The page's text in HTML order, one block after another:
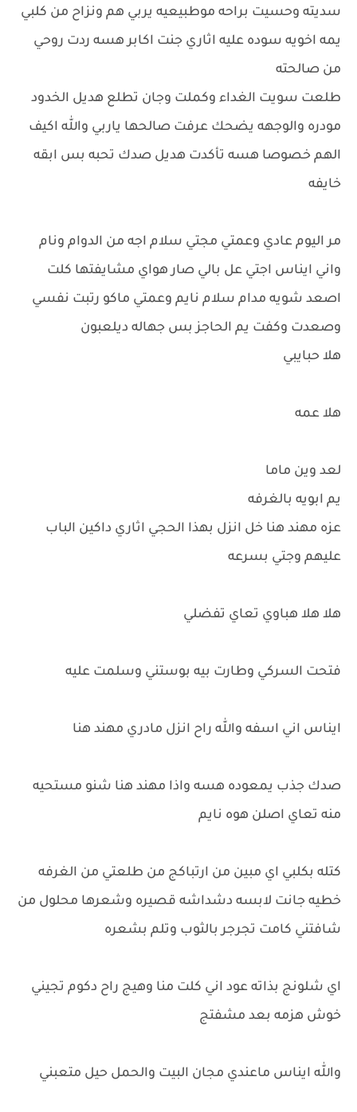
سديته وحسيت براحه موطبيعيه يربي هم ونزاح من كلبي
يمه اخويه سوده عليه اثاري جنت اكابر هسه ردت روحي
من صالحته
طلعت سويت الغداء وكملت وجان تطلع هديل الخدود
مودره والوجهه يضحك عرفت صالحها ياربي والله اكيف
الهم خصوصا هسه تأكدت هديل صدك تحبه بس ابقه
خايفه
مر اليوم عادي وعمتي مجتي سلام اجه من الدوام ونام
واني ايناس اجتي عل بالي صار هواي مشايفتها كلت
اصعد شويه مدام سلام نايم وعمتي ماكو رتبت نفسي
وصعدت وكفت يم الحاجز بس جهاله ديلعبون
هلا حبايبي
هلا عمه
لعد وين ماما
يم ابويه بالغرفه
عزه مهند هنا خل انزل بهذا الحجي اثاري داكين الباب
عليهم وجتي بسرعه
هلا هلا هباوي تعاي تفضلي
فتحت السركي وطارت بيه بوستني وسلمت عليه
ايناس اني اسفه والله راح انزل مادري مهند هنا
صدك جذب يمعوده هسه واذا مهند هنا شنو مستحيه
منه تعاي اصلن هوه نايم
كتله بكلبي اي مبين من ارتباكج من طلعتي من الغرفه
خطيه جانت لابسه دشداشه قصيره وشعرها محلول من
شافتني كامت تجرجر بالثوب وتلم بشعره
اي شلونج بذاته عود اني كلت منا وهيج راح دكوم تجيني
خوش هزمه بعد مشفتج
والله ايناس ماعندي مجان البيت والحمل حيل متعبني